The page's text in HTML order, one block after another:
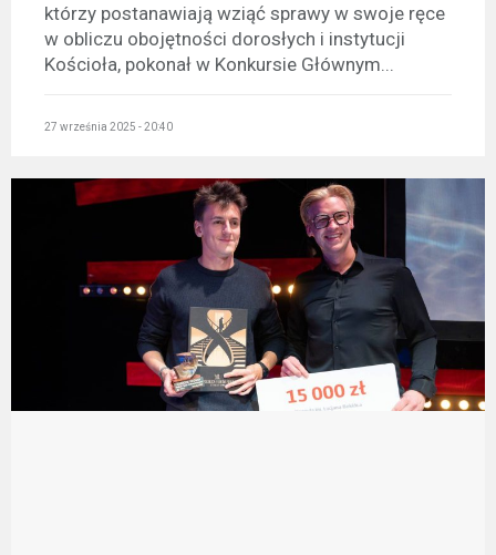
którzy postanawiają wziąć sprawy w swoje ręce
w obliczu obojętności dorosłych i instytucji
Kościoła, pokonał w Konkursie Głównym...
27 września 2025 - 20:40